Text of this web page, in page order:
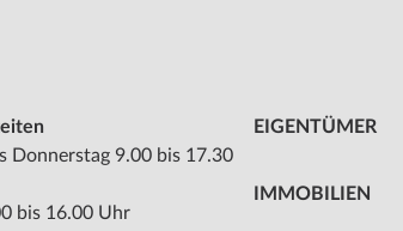
Donnerstag 9.00 bis 17.30
bis 16.00 Uhr
EIGENTÜMER
IMMOBILIEN